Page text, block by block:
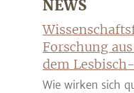
NEWS
Forschung
dem
Wie wirken sich